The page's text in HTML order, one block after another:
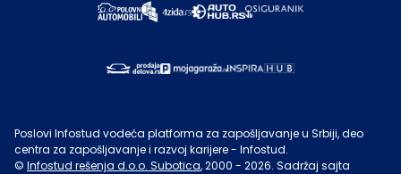
Poslovi Infostud vodeća platforma za zapošljavanje u Srbiji, deo
centra za zapošljavanje i razvoj karijere - Infostud.
© Infostud rešenja d.o.o. Subotica, 2000 - 2026. Sadržaj sajta